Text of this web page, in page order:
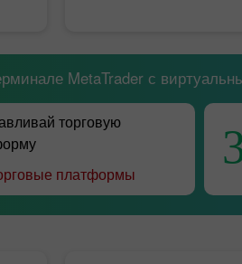
MetaTrader с
торговую
платформы